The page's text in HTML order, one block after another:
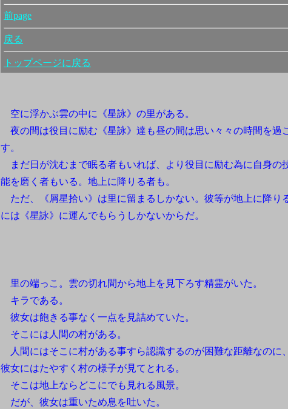
前page
戻る
トップページに戻る
空に浮かぶ雲の中に《星詠》の里がある。
夜の間は役目に励む《星詠》達も昼の間は思い々々の時間を過
す。
まだ日が沈むまで眠る者もいれば、より役目に励む為に自身の
能を磨く者もいる。地上に降りる者も。
ただ、《屑星拾い》は里に留まるしかない。彼等が地上に降り
には《星詠》に運んでもらうしかないからだ。
里の端っこ。雲の切れ間から地上を見下ろす精霊がいた。
キラである。
彼女は飽きる事なく一点を見詰めていた。
そこには人間の村がある。
人間にはそこに村がある事すら認識するのが困難な距離なのに、
彼女にはたやすく村の様子が見てとれる。
そこは地上ならどこにでも見れる風景。
だが、彼女は重いため息を吐いた。